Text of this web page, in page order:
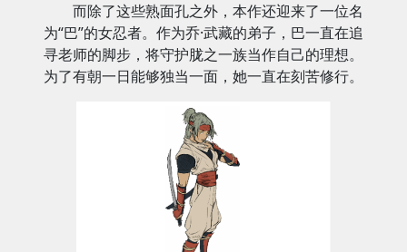
而除了这些熟面孔之外，本作还迎来了一位名
为“巴”的女忍者。作为乔·武藏的弟子，巴一直在追
寻老师的脚步，将守护胧之一族当作自己的理想。
为了有朝一日能够独当一面，她一直在刻苦修行。